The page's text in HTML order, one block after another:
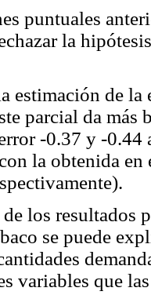
puntuales
la
estimación de
parcial da más
-0.37 y -
la obtenida
los resultados
se puede
variables que